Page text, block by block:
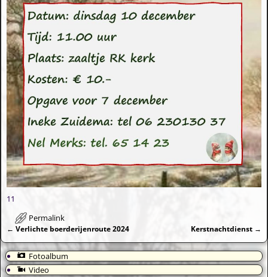
11
Permalink
← Verlichte boerderijenroute 2024 Kerstnachtdienst →
Fotoalbum
Video